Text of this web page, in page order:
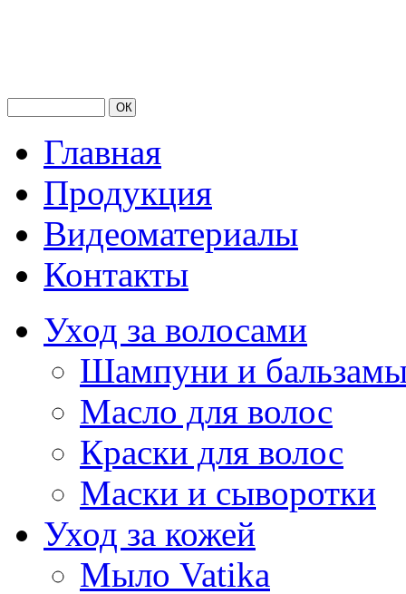
Главная
Продукция
Видеоматериалы
Контакты
Уход за волосами
Шампуни и
Масло для волос
Краски для волос
Маски и сыворотки
Уход за кожей
Мыло Vatika